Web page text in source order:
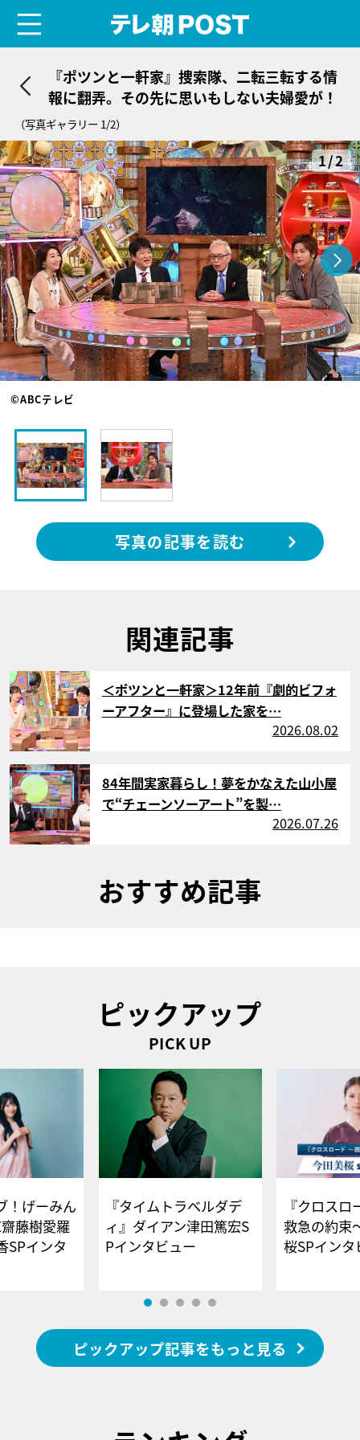
『ポツンと一軒家』捜索隊、二転三転する情
報に翻弄。その先に思いもしない夫婦愛が！
（写真ギャラリー 1/2）
1/2
©ABCテレビ
写真の記事を読む
関連記事
サムネイル
＜ポツンと一軒家＞12年前『劇的ビフォ
ーアフター』に登場した家を…
2026.08.02
サムネイル
84年間実家暮らし！夢をかなえた山小屋
で“チェーンソーアート”を製…
2026.07.26
おすすめ記事
ピックアップ
PICK UP
！げーみん
藤樹愛羅
SPインタ
『タイムトラベルダデ
ィ』ダイアン津田篤宏S
Pインタビュー
『クロス
救急の約束
桜SPイ
ピックアップ記事をもっと見る